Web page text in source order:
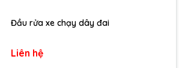
Đầu rửa xe chạy dây đai
Liên hệ